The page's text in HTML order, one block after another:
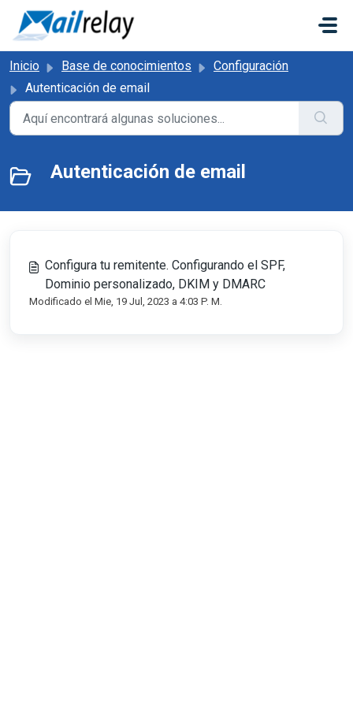
Saltar al contenido principal
Inicio Base de conocimientos
Configuración
Autenticación de email
Autenticación de email
Configura tu remitente. Configurando el SPF,
Dominio personalizado, DKIM y DMARC
Modificado el Mie, 19 Jul, 2023 a 4:03 P. M.